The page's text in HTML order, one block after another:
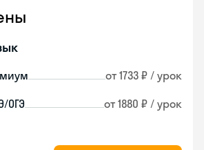
от 1733 ₽ / урок
ОГЭ от 1880 ₽ / урок